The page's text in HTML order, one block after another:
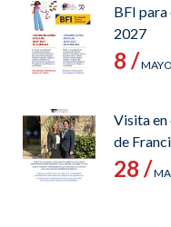
BFI
2027
8 /MAYO
Visita en
de
28 /